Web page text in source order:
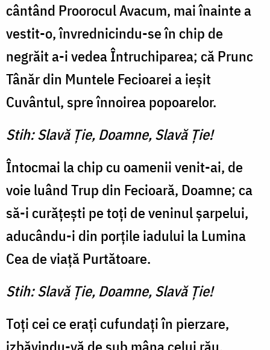
cântând Proorocul Avacum, mai înainte a
vestit-o, învrednicindu-se în chip de
negrăit a-i vedea Întruchiparea; că Prunc
Tânăr din Muntele Fecioarei a ieşit
Cuvântul, spre înnoirea popoarelor.
Stih: Slavă Ţie, Doamne, Slavă Ţie!
Întocmai la chip cu oamenii venit-ai, de
voie luând Trup din Fecioară, Doamne; ca
să-i curăţeşti pe toţi de veninul şarpelui,
aducându-i din porţile iadului la Lumina
Cea de viaţă Purtătoare.
Stih: Slavă Ţie, Doamne, Slavă Ţie!
Toţi cei ce eraţi cufundaţi în pierzare,